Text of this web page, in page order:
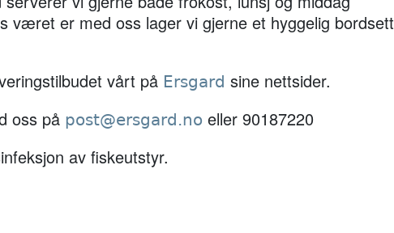
været er med oss lager vi gjerne et hyggelig bordsett
vårt på Ersgard sine nettsider.
oss på post@ersgard.no eller 90187220
av fiskeutstyr.